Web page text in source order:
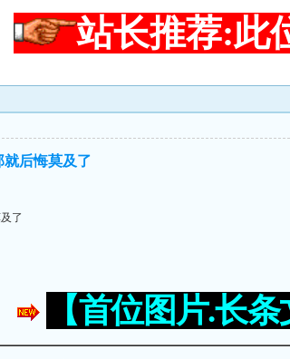
站长推荐:此
后悔莫及了
了
【首位图片.长